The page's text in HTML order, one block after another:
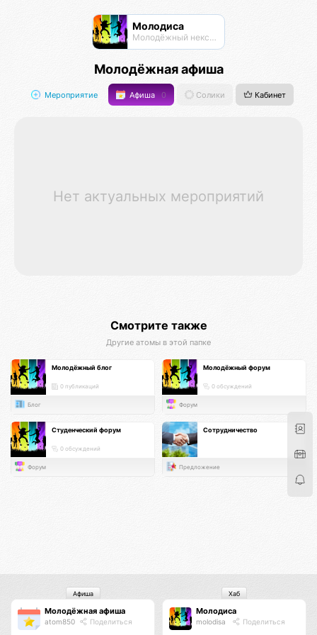
Молодиса
Молодёжный нексус
Молодёжная афиша
Мероприятие Афиша 0 Солики Кабинет
Нет актуальных мероприятий
Смотрите также
Другие атомы в этой папке
Молодёжный блог
0 публикаций
Блог
Молодёжный форум
0 обсуждений
Форум
Студенческий форум
0 обсуждений
Форум
Сотрудничество
Предложение
Молодёжная афиша
atom850 Поделиться
Афиша
Молодиса
molodisa Поделиться
Хаб